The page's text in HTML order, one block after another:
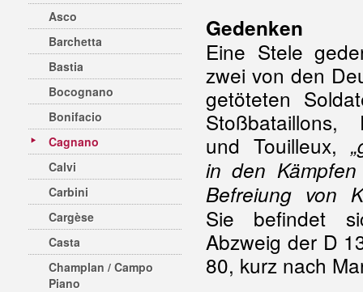
Asco
Barchetta
Bastia
Bocognano
Bonifacio
Cagnano
Calvi
Carbini
Cargèse
Casta
Champlan / Campo
Piano
Gedenken
Eine Stele
zwei von den
getöteten
Stoßbataillons,
und Touilleux,
in den
Befreiung von
Sie befindet
Abzweig der D
80, kurz nach